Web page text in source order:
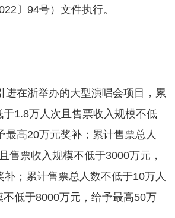
〕94号）文件执行。
在浙举办的大型演唱会项目，累
1.8万人次且售票收入规模不低
最高20万元奖补；累计售票总人
售票收入规模不低于3000万元，
补；累计售票总人数不低于10万人
不低于8000万元，给予最高50万